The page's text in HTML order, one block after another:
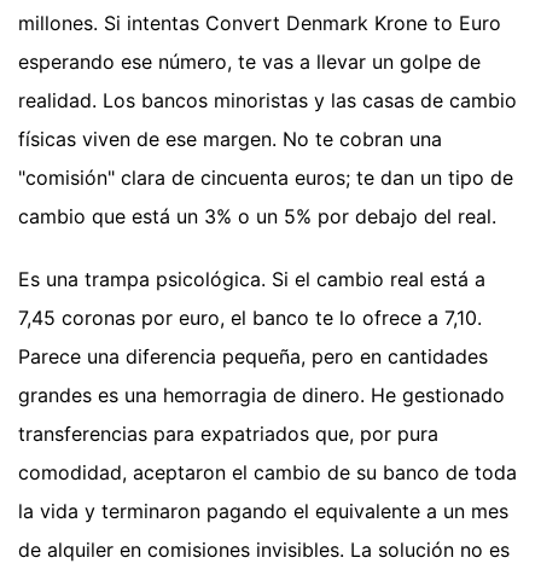
millones. Si intentas Convert Denmark Krone to Euro
esperando ese número, te vas a llevar un golpe de
realidad. Los bancos minoristas y las casas de cambio
físicas viven de ese margen. No te cobran una
"comisión" clara de cincuenta euros; te dan un tipo de
cambio que está un 3% o un 5% por debajo del real.
Es una trampa psicológica. Si el cambio real está a
7,45 coronas por euro, el banco te lo ofrece a 7,10.
Parece una diferencia pequeña, pero en cantidades
grandes es una hemorragia de dinero. He gestionado
transferencias para expatriados que, por pura
comodidad, aceptaron el cambio de su banco de toda
la vida y terminaron pagando el equivalente a un mes
de alquiler en comisiones invisibles. La solución no es